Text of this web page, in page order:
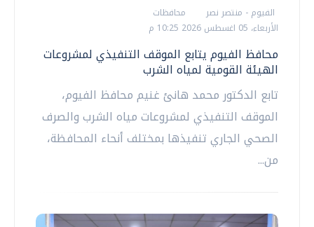
الفيوم - منتصر نصر
محافظات
الأربعاء، 05 اغسطس 2026 10:25 م
محافظ الفيوم يتابع الموقف التنفيذي لمشروعات
الهيئة القومية لمياه الشرب
تابع الدكتور محمد هانئ غنيم محافظ الفيوم،
الموقف التنفيذي لمشروعات مياه الشرب والصرف
الصحي الجاري تنفيذها بمختلف أنحاء المحافظة،
من...